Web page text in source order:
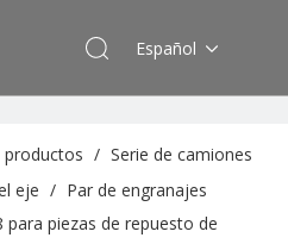
Español
productos / Serie de camiones
eje / Par de engranajes
piezas de repuesto de